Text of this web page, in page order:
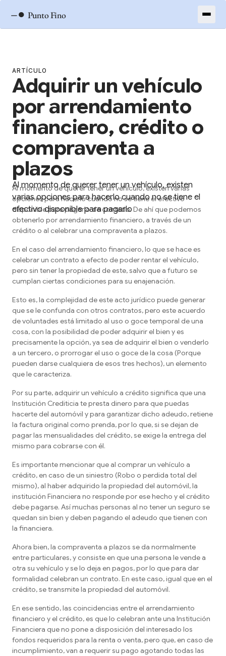
–● Punto Fino
ARTÍCULO
Adquirir un vehículo
por arrendamiento
financiero, crédito o
compraventa a
plazos
Al momento de querer tener un vehículo, existen
varias opciones para hacerlo cuando no se tiene el
efectivo disponible para pagarlo
Al momento de querer tener un vehículo, existen varias
opciones para hacerlo cuando no se tiene el efectivo
disponible para pagarlo de contado. De ahí que podemos
obtenerlo por arrendamiento financiero, a través de un
crédito o al celebrar una compraventa a plazos.
En el caso del arrendamiento financiero, lo que se hace es
celebrar un contrato a efecto de poder rentar el vehículo,
pero sin tener la propiedad de este, salvo que a futuro se
cumplan ciertas condiciones para su enajenación.
Esto es, la complejidad de este acto jurídico puede generar
que se le confunda con otros contratos, pero este acuerdo
de voluntades está limitado al uso o goce temporal de una
cosa, con la posibilidad de poder adquirir el bien y es
precisamente la opción, ya sea de adquirir el bien o venderlo
a un tercero, o prorrogar el uso o goce de la cosa (Porque
pueden darse cualquiera de esos tres hechos), un elemento
que le caracteriza.
Por su parte, adquirir un vehículo a crédito significa que una
Institución Crediticia te presta dinero para que puedas
hacerte del automóvil y para garantizar dicho adeudo, retiene
la factura original como prenda, por lo que, si se dejan de
pagar las mensualidades del crédito, se exige la entrega del
mismo para cobrarse con él.
Es importante mencionar que al comprar un vehículo a
crédito, en caso de un siniestro (Robo o perdida total del
mismo), al haber adquirido la propiedad del automóvil, la
institución Financiera no responde por ese hecho y el crédito
debe pagarse. Así muchas personas al no tener un seguro se
quedan sin bien y deben pagando el adeudo que tienen con
la financiera.
Ahora bien, la compraventa a plazos se da normalmente
entre particulares, y consiste en que una persona le vende a
otra su vehículo y se lo deja en pagos, por lo que para dar
formalidad celebran un contrato. En este caso, igual que en el
crédito, se transmite la propiedad del automóvil.
En ese sentido, las coincidencias entre el arrendamiento
financiero y el crédito, es que lo celebran ante una Institución
Financiera que no pone a disposición del interesado los
fondos requeridos para la renta o venta, pero que, en caso de
incumplimiento, van a requerir su pago agotando todas las